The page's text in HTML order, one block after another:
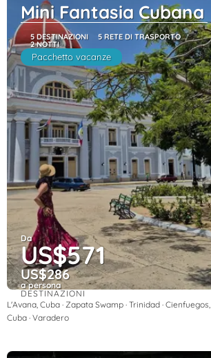
Mini Fantasia Cubana
5 DESTINAZIONI 5 RETE DI TRASPORTO
2 NOTTI
Pacchetto vacanze
Da
US$571
US$286
a persona
Vedere
DESTINAZIONI
L'Avana, Cuba · Zapata Swamp · Trinidad · Cienfuegos,
Cuba · Varadero